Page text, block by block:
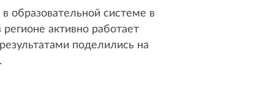
образовательной системе в
активно работает
поделились на